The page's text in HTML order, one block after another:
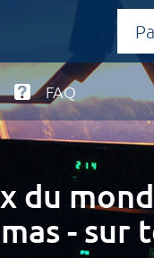
FAQ
du
- sur